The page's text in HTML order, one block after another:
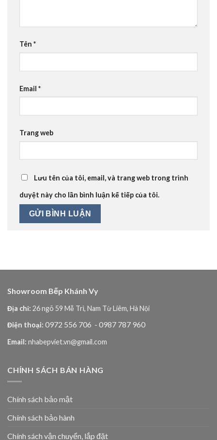
Tên *
Email *
Trang web
Lưu tên của tôi, email, và trang web trong trình
duyệt này cho lần bình luận kế tiếp của tôi.
Showroom Bếp Khánh Vy
Địa chỉ: 26 ngõ 59 Mễ Trì, Nam Từ Liêm, Hà Nội
Điện thoại: 0972 556 706 - 0987 787 960
Email: nhabepviet.vn@gmail.com
CHÍNH SÁCH BÁN HÀNG
Chính sách bảo mật
Chính sách bảo hành
Chính sách vận chuyển, lắp đặt